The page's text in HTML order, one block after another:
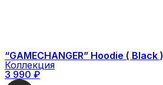
“GAMECHANGER” Hoodie ( Black )
Коллекция
3 990 ₽